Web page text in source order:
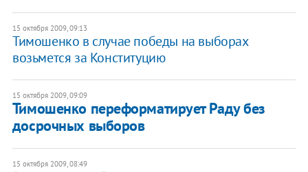
15 октября 2009, 09:13
Тимошенко в случае победы на выборах
возьмется за Конституцию
15 октября 2009, 09:09
Тимошенко переформатирует Раду без
досрочных выборов
15 октября 2009, 08:49